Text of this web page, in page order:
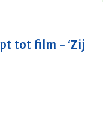
tot film – ‘Zij